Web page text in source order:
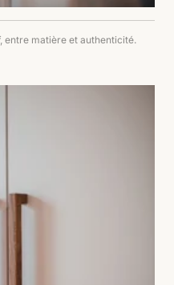
entre matière et authenticité.